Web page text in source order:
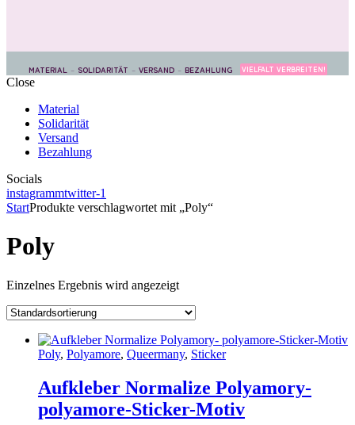
MATERIAL – SOLIDARITÄT – VERSAND – BEZAHLUNG VIELFALT VERBREITEN!
Close
Material
Solidarität
Versand
Bezahlung
Socials
instagrammtwitter-1
StartProdukte verschlagwortet mit „Poly“
Poly
Einzelnes Ergebnis wird angezeigt
Poly, Polyamore, Queermany, Sticker
Aufkleber Normalize Polyamory-
polyamore-Sticker-Motiv